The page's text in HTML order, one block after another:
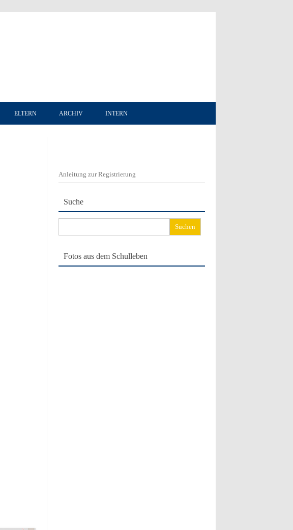
ELTERN ARCHIV INTERN
Anleitung zur Registrierung
Suche
nach:
Fotos aus dem Schulleben